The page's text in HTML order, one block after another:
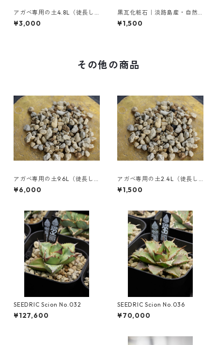
アガベ専用の土4.8L（徒長し
にくいプレミアムブレンド用
土）
¥3,000
黒瓦化粧石｜淡路島産・自然
黒色｜アガベ・多肉植物に最
適【1L】
¥1,500
その他の商品
アガベ専用の土9.6L（徒長し
にくいプレミアムブレンド用
土）
¥6,000
アガベ専用の土2.4L（徒長し
にくいプレミアムブレンド用
土）
¥1,500
SEEDRIC Scion No.032
¥127,600
SEEDRIC Scion No.036
¥70,000